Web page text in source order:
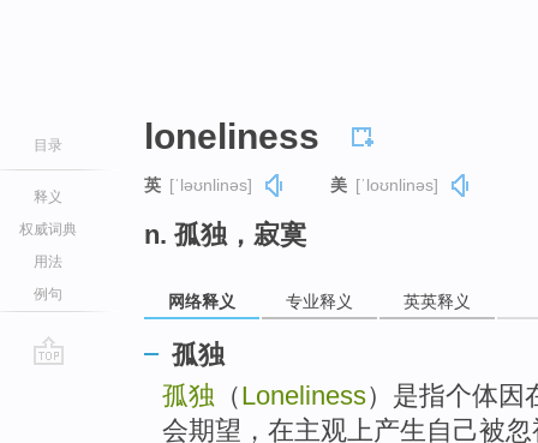
目录
释义
权威词典
用法
例句
loneliness
英 [ˈləʊnlinəs] 美 [ˈloʊnlinəs]
n. 孤独，寂寞
网络释义 专业释义 英英释义
孤独
孤独 （Loneliness）是指个体因
会期望，在主观上产生自己被